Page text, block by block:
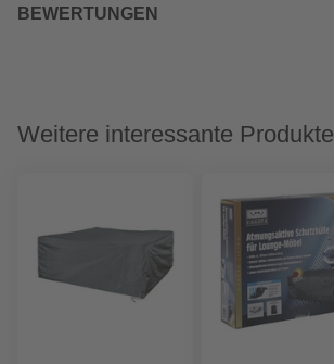
BEWERTUNGEN
Weitere interessante Produkte